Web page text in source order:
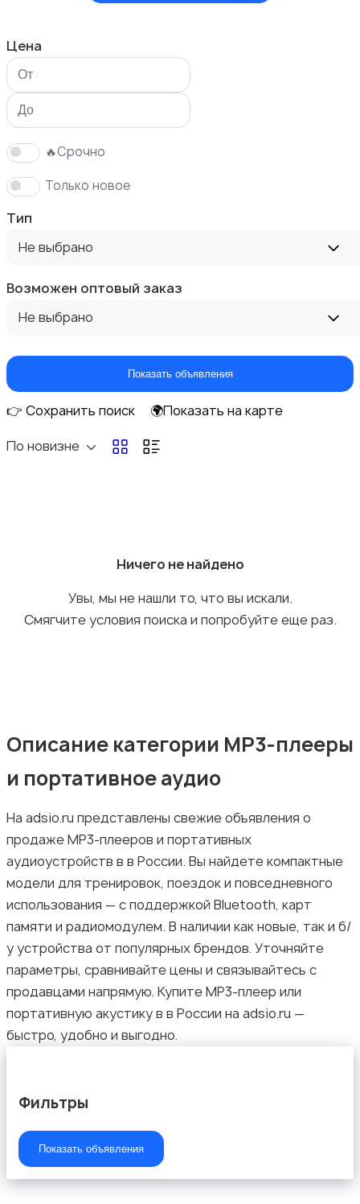
Домашние кинотеатры
DVD, Blu-ray и медиаплееры
MP3-плееры и портативное аудио
Спутниковое и цифровое ТВ
Аудиоусилители и ресиверы
Микрофоны
Цена
🔥Срочно
Только новое
Тип
Не выбрано
Возможен оптовый заказ
Не выбрано
Показать объявления
👉 Сохранить поиск
🌍Показать на карте
По новизне
Ничего не найдено
Увы, мы не нашли то, что вы искали.
Смягчите условия поиска и попробуйте еще раз.
Описание категории MP3-плееры
и портативное аудио
На adsio.ru представлены свежие объявления о
продаже MP3-плееров и портативных
аудиоустройств в в России. Вы найдете компактные
модели для тренировок, поездок и повседневного
использования — с поддержкой Bluetooth, карт
памяти и радиомодулем. В наличии как новые, так и б/
у устройства от популярных брендов. Уточняйте
параметры, сравнивайте цены и связывайтесь с
продавцами напрямую. Купите MP3-плеер или
портативную акустику в в России на adsio.ru —
быстро, удобно и выгодно.
Фильтры
Показать объявления